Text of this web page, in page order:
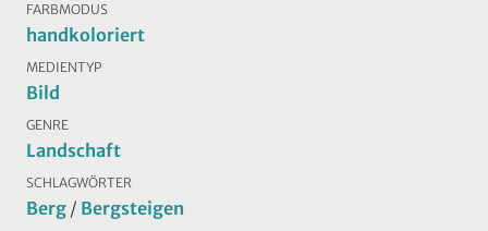
FARBMODUS
handkoloriert
MEDIENTYP
Bild
GENRE
Landschaft
SCHLAGWÖRTER
Berg / Bergsteigen